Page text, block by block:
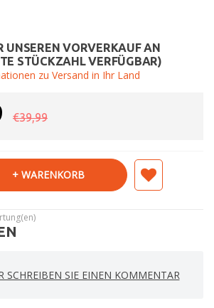
UNSEREN VORVERKAUF AN
STÜCKZAHL VERFÜGBAR)
zu Versand in Ihr Land
€39,99
+ WARENKORB
SCHREIBEN SIE EINEN KOMMENTAR